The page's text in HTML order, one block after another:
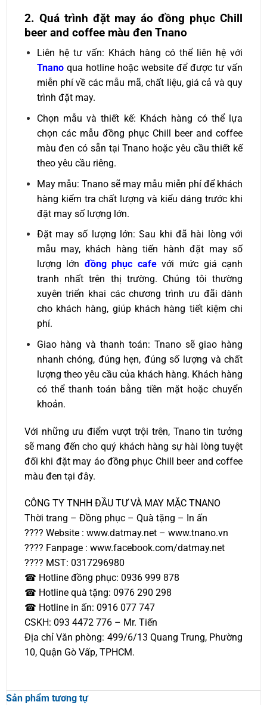
2. Quá trình đặt may áo đồng phục Chill
beer and coffee màu đen Tnano
Liên hệ tư vấn: Khách hàng có thể liên hệ với
Tnanoqua hotline hoặc website để được tư vấn
miễn phí về các mẫu mã, chất liệu, giá cả và quy
trình đặt may.
Chọn mẫu và thiết kế: Khách hàng có thể lựa
chọn các mẫu đồng phục Chill beer and coffee
màu đen có sẵn tại Tnano hoặc yêu cầu thiết kế
theo yêu cầu riêng.
May mẫu: Tnano sẽ may mẫu miễn phí để khách
hàng kiểm tra chất lượng và kiểu dáng trước khi
đặt may số lượng lớn.
Đặt may số lượng lớn: Sau khi đã hài lòng với
mẫu may, khách hàng tiến hành đặt may số
lượng lớn đồng phục cafevới mức giá cạnh
tranh nhất trên thị trường. Chúng tôi thường
xuyên triển khai các chương trình ưu đãi dành
cho khách hàng, giúp khách hàng tiết kiệm chi
phí.
Giao hàng và thanh toán: Tnano sẽ giao hàng
nhanh chóng, đúng hẹn, đúng số lượng và chất
lượng theo yêu cầu của khách hàng. Khách hàng
có thể thanh toán bằng tiền mặt hoặc chuyển
khoản.
Với những ưu điểm vượt trội trên, Tnano tin tưởng
sẽ mang đến cho quý khách hàng sự hài lòng tuyệt
đối khi đặt may áo đồng phục Chill beer and coffee
màu đen tại đây.
CÔNG TY TNHH ĐẦU TƯ VÀ MAY MẶC TNANO
Thời trang – Đồng phục – Quà tặng – In ấn
???? Website : www.datmay.net – www.tnano.vn
???? Fanpage : www.facebook.com/datmay.net
???? MST: 0317296980
☎ Hotline đồng phục: 0936 999 878
☎ Hotline quà tặng: 0976 290 298
☎ Hotline in ấn: 0916 077 747
CSKH: 093 4472 776 – Mr. Tiến
Địa chỉ Văn phòng: 499/6/13 Quang Trung, Phường
10, Quận Gò Vấp, TPHCM.
Sản phẩm tương tự